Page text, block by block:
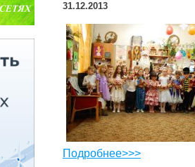
31.12.2013
Подробнее>>>